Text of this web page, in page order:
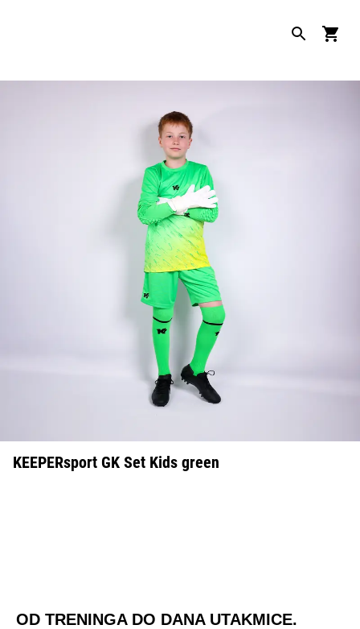
KEEPERsport GK Set Kids green
OD TRENINGA DO DANA UTAKMICE.